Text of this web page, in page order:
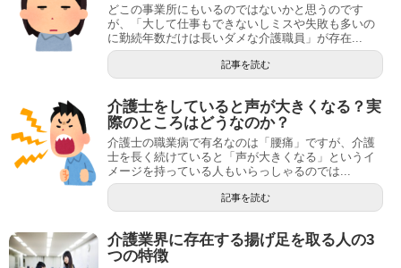
どこの事業所にもいるのではないかと思うのです
が、「大して仕事もできないしミスや失敗も多いの
に勤続年数だけは長いダメな介護職員」が存在...
記事を読む
介護士をしていると声が大きくなる？実
際のところはどうなのか？
介護士の職業病で有名なのは「腰痛」ですが、介護
士を長く続けていると「声が大きくなる」というイ
メージを持っている人もいらっしゃるのでは...
記事を読む
介護業界に存在する揚げ足を取る人の3
つの特徴